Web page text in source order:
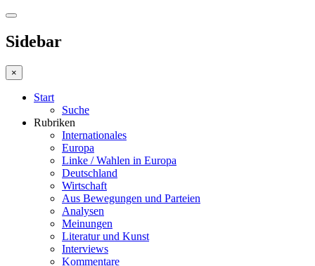
Sidebar
×
Start
Suche
Rubriken
Internationales
Europa
Linke / Wahlen in Europa
Deutschland
Wirtschaft
Aus Bewegungen und Parteien
Analysen
Meinungen
Literatur und Kunst
Interviews
Kommentare